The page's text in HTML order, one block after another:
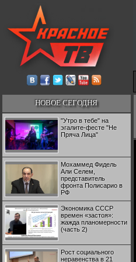
НОВОЕ СЕГОДНЯ
"Утро в тебе" на
эгалите-фесте "Не
Пряча Лица"
Мохаммед Фидель
Али Селем,
представитель
фронта Полисарио в
РФ
Экономика СССР
времен «застоя»:
жажда планомерности
(часть 2)
Рост социального
неравенства в 21